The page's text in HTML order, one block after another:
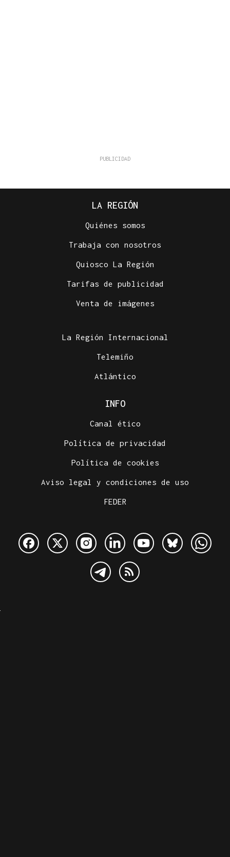
LA REGIÓN
Quiénes somos
Trabaja con nosotros
Quiosco La Región
Tarifas de publicidad
Venta de imágenes
La Región Internacional
Telemiño
Atlántico
INFO
Canal ético
Política de privacidad
Política de cookies
Aviso legal y condiciones de uso
FEDER